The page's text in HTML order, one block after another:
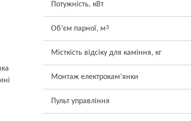
Потужність, кВт
Об’єм парної, м3
Місткість відсіку для каміння, кг
Монтаж електрокам’янки
Пульт управління